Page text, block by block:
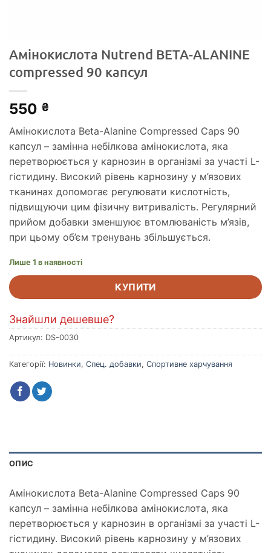
Амінокислота Nutrend BETA-ALANINE
compressеd 90 капсул
550 ₴
Амінокислота Beta-Alanine Compressed Caps 90
капсул – замінна небілкова амінокислота, яка
перетворюється у карнозин в організмі за участі L-
гістидину. Високий рівень карнозину у м’язових
тканинах допомогає регулювати кислотність,
підвищуючи цим фізичну витривалість. Регулярний
прийом добавки зменшуює втомлюваність м’язів,
при цьому об’єм тренувань збільшується.
Лише 1 в наявності
КУПИТИ
Знайшли дешевше?
Артикул: DS-0030
Категорії: Новинки, Спец. добавки, Спортивне харчування
ОПИС
Амінокислота Beta-Alanine Compressed Caps 90
капсул – замінна небілкова амінокислота, яка
перетворюється у карнозин в організмі за участі L-
гістидину. Високий рівень карнозину у м’язових